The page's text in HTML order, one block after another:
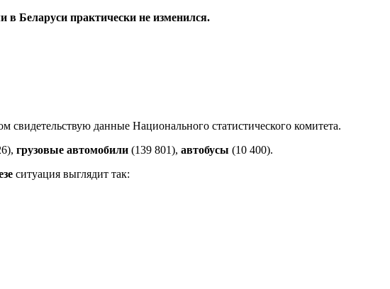
в Беларуси практически не изменился.
свидетельствую данные Национального статистического комитета.
грузовые автомобили (139 801), автобусы (10 400).
ситуация выглядит так: